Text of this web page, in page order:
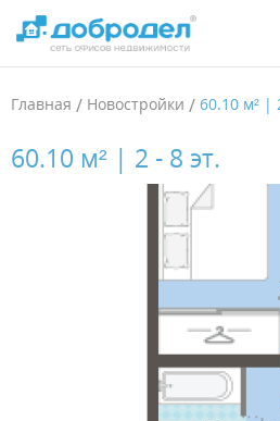
Главная / Новостройки / 60.10 м² |
60.10 м² | 2 - 8 эт.